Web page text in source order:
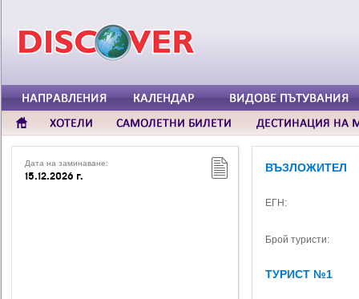
Дата на заминаване:
15.12.2026 г.
ВЪЗЛОЖИТЕЛ
ЕГН:
Брой туристи:
ТУРИСТ №1